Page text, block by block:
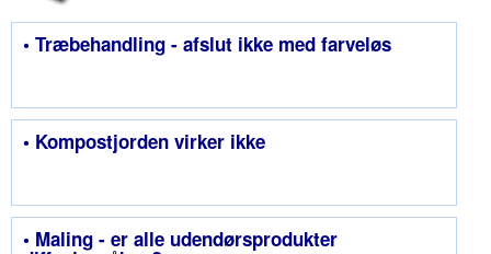
• Træbehandling - afslut ikke med farveløs
• Kompostjorden virker ikke
• Maling - er alle udendørsprodukter